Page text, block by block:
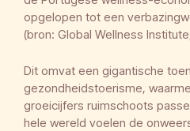
opgelopen tot een
(bron: Global Wellness
Dit omvat een gigantische
gezondheidstoerisme,
groeicijfers ruimschoots
hele wereld voelen de